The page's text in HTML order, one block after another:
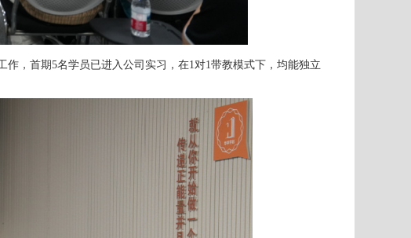
作，首期5名学员已进入公司实习，在1对1带教模式下，均能独立